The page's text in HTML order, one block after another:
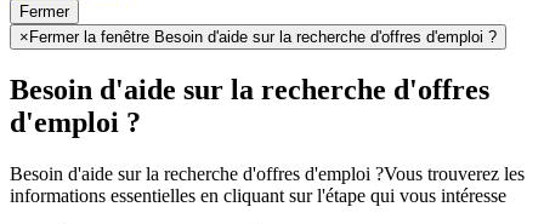
Fermer
× Fermer la fenêtre Besoin d'aide sur la recherche d'offres d'emploi ?
Besoin d'aide sur la recherche d'offres
d'emploi ?
Besoin d'aide sur la recherche d'offres d'emploi ?Vous trouverez les
informations essentielles en cliquant sur l'étape qui vous intéresse